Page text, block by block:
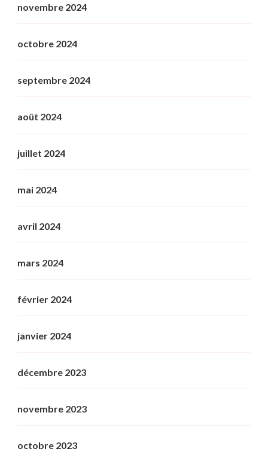
novembre 2024
octobre 2024
septembre 2024
août 2024
juillet 2024
mai 2024
avril 2024
mars 2024
février 2024
janvier 2024
décembre 2023
novembre 2023
octobre 2023